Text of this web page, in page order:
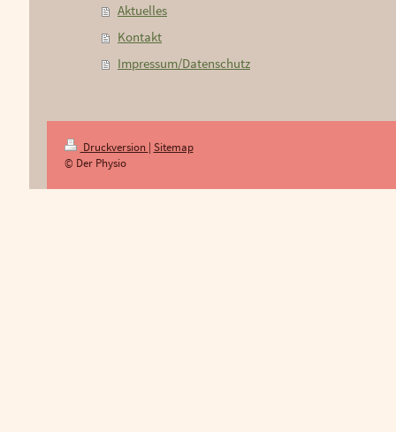
Aktuelles
Kontakt
Impressum/Datenschutz
Druckversion | Sitemap
© Der Physio